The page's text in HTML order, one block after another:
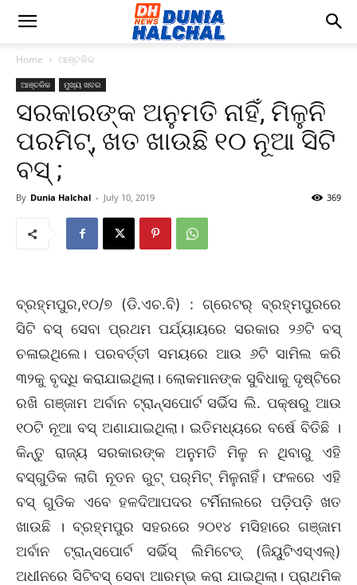
Home ଆଞ୍ଚଳିକ
ଆଞ୍ଚଳିକ ମୁଖ୍ୟ ଖବର
ସରକାରଙ୍କ ଅନୁମତି ନାହିଁ, ମିଳୁନି
ପରମିଟ୍‌, ଖତ ଖାଉଛି ୧୦ ନୂଆ ସିଟି
ବସ୍‌ ;
By Dunia Halchal - July 10, 2019 369
ବ୍ରହ୍ମପୁର,୧୦/୭ (ଡି.ଏଚ.ବି) : ଗ୍ରେଟର୍‌ ବ୍ରହ୍ମପୁରରେ
ସିଟି ବସ୍‌ ସେବା ପ୍ରଥମ ପର୍ଯ୍ୟାୟରେ ସରକାର ୨୬ଟି ବସ୍‌
ଚଳାଇଥିଲେ। ପରବର୍ତ୍ତୀ ସମୟରେ ଆଉ ୬ଟି ସାମିଲ କରି
୩୨କୁ ବୃଦ୍ଧି କରାଯାଇଥିଲା। ଲୋକମାନଙ୍କ ସୁବିଧାକୁ ଦୃଷ୍ଟିରେ
ରଖି ଗଞ୍ଜାମ ଅର୍ବାନ ଟ୍ରାନ୍ସପୋର୍ଟ ସର୍ଭିସ ଲି. ପକ୍ଷରୁ ଆଉ
୧୦ଟି ନୂଆ ବସ୍‌ ଅଣାଯାଇଥିଲା। ଇତିମଧ୍ୟରେ ବର୍ଷେ ବିତିଛି ।
କିନ୍ତୁ ରାଜ୍ୟ ସରକାରଙ୍କ ଅନୁମତି ମିଳୁ ନ ଥିବାରୁ ଏହି
ବସ୍‌ଗୁଡିକ ଲାଗି ନୂତନ ରୁଟ୍‌ ପର୍‌ମିଟ୍‌ ମିଳୁନାହିଁ। ଫଳରେ ଏହି
ବସ୍‌ ଗୁଡିକ ଏବେ ହଳଦିଆପଦର ଟର୍ମିନାଲରେ ପଡ଼ିପଡ଼ି ଖତ
ଖାଉଛି । ବ୍ରହ୍ମପୁର ସହରରେ ୨୦୧୪ ମସିହାରେ ଗଞ୍ଜାମ
ଅର୍ବାନ ଟ୍ରାନ୍ସପୋର୍ଟ ସର୍ଭିସ୍‌ ଲିମିଟେଡ୍‌ (ଜିୟୁଟିଏସ୍‌ଏଲ୍‌)
ଅଧୀନରେ ସିଟିବସ୍‌ ସେବା ଆରମ୍ଭ କରା ଯାଇଥିଲା। ପ୍ରାଥମିକ